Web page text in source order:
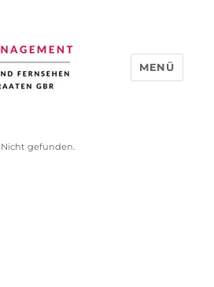
MENÜ
Nicht gefunden.